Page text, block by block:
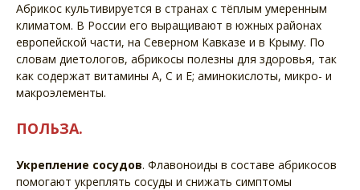
Абрикос культивируется в странах с тёплым умеренным
климатом. В России его выращивают в южных районах
европейской части, на Северном Кавказе и в Крыму. По
словам диетологов, абрикосы полезны для здоровья, так
как содержат витамины A, C и E; аминокислоты, микро- и
макроэлементы.
ПОЛЬЗА.
Укрепление сосудов. Флавоноиды в составе абрикосов
помогают укреплять сосуды и снижать симптомы